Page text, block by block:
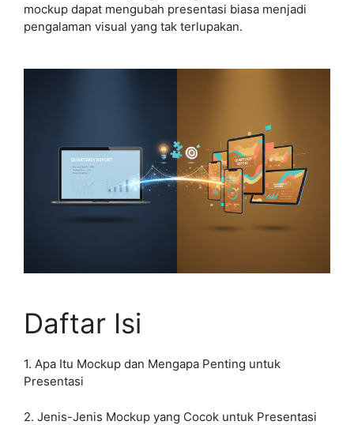
mockup dapat mengubah presentasi biasa menjadi
pengalaman visual yang tak terlupakan.
Daftar Isi
1. Apa Itu Mockup dan Mengapa Penting untuk
Presentasi
2. Jenis-Jenis Mockup yang Cocok untuk Presentasi